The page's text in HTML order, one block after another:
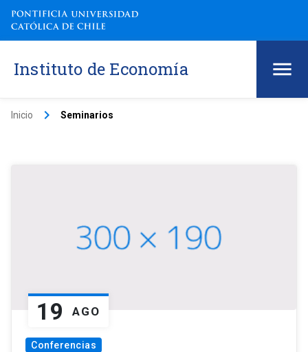
Instituto de Economía
Inicio keyboard_arrow_right Seminarios
19 AGO
Conferencias